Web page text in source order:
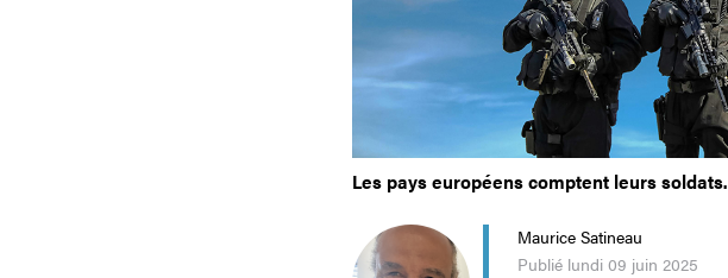
Les pays européens comptent leurs soldats.
Maurice Satineau
Publié lundi 09 juin 2025